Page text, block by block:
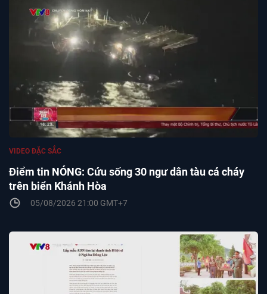
Điểm tin NÓNG: Cứu sống 30 ngư dân tàu cá cháy
trên biển Khánh Hòa
VIDEO ĐẶC SẮC
05/08/2026 21:00 GMT+7